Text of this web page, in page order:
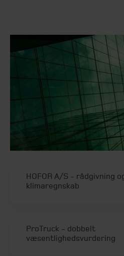
HOFOR A/S - rådgivning
klimaregnskab
ProTruck - dobbelt
væsentlighedsvurdering